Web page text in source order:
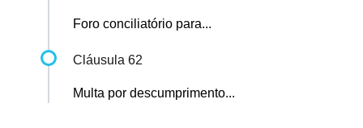
Foro conciliatório para...
Cláusula 62
Multa por descumprimento...